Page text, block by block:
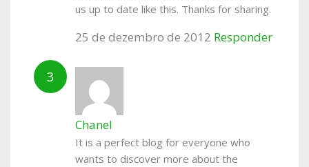
us up to date like this. Thanks for sharing.
25 de dezembro de 2012 Responder
Chanel
It is a perfect blog for everyone who
wants to discover more about the